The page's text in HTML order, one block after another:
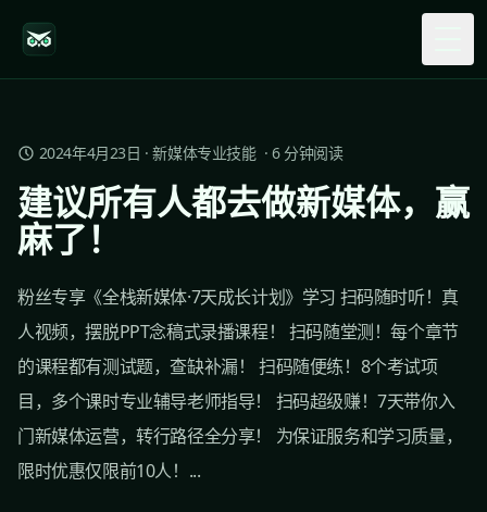
2024年4月23日 ·新媒体专业技能·6分钟阅读
建议所有人都去做新媒体，赢
麻了！
粉丝专享《全栈新媒体·7天成长计划》学习 扫码随时听！真
人视频，摆脱PPT念稿式录播课程！ 扫码随堂测！每个章节
的课程都有测试题，查缺补漏！ 扫码随便练！8个考试项
目，多个课时专业辅导老师指导！ 扫码超级赚！7天带你入
门新媒体运营，转行路径全分享！ 为保证服务和学习质量，
限时优惠仅限前10人！...